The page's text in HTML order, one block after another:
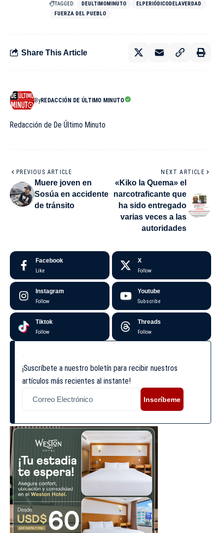
TAGGED: DEULTIMOMINUTO
ELPERIÓDICODELAVERDAD
FUERZA DEL PUEBLO
Share This Article
ByREDACCIÓN DE ÚLTIMO MINUTO
Redacción de De Último Minuto
PREVIOUS ARTICLE
Muere joven en
Sosúa en accidente
de tránsito
NEXT ARTICLE
«Kiko la Quema» el
narcotraficante que
ha sido entregado
varias veces a las
autoridades
Facebook
Like
X
Follow
Instagram
Follow
Youtube
Subscribe
Tiktok
Follow
Threads
Follow
¡Suscríbete a nuestro boletín para recibir nuestros
artículos más recientes al instante!
Inscríbeme